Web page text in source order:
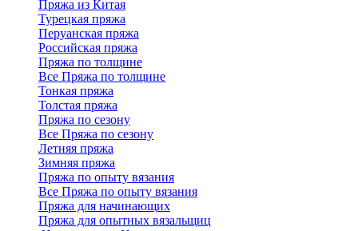
Пряжа из Китая
Турецкая пряжа
Перуанская пряжа
Российская пряжа
Пряжа по толщине
Все Пряжа по толщине
Тонкая пряжа
Толстая пряжа
Пряжа по сезону
Все Пряжа по сезону
Летняя пряжа
Зимняя пряжа
Пряжа по опыту вязания
Все Пряжа по опыту вязания
Пряжа для начинающих
Пряжа для опытных вязальщиц